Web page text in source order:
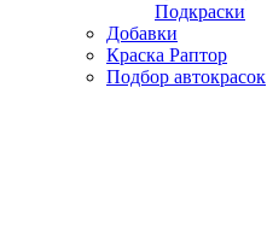
Подкраски
Добавки
Краска Раптор
Подбор автокрасок